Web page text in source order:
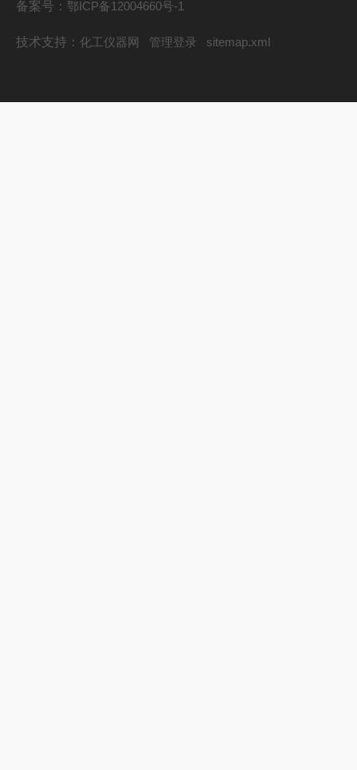
备案号： 鄂ICP备12004660号-1
技术支持： 化工仪器网 管理登录 sitemap.xml